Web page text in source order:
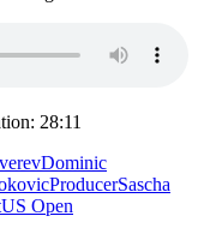
28:11
Dominic
ProducerSascha
US Open